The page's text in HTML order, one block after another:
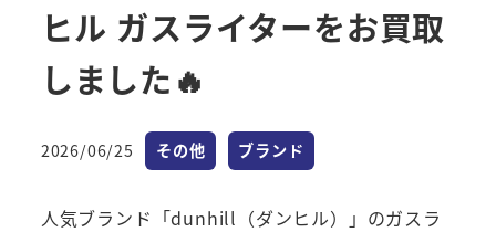
ヒル ガスライターをお買取
しました🔥
投稿日
2026/06/25 カテゴリー
その他 カテゴリー
ブランド
人気ブランド「dunhill（ダンヒル）」のガスラ